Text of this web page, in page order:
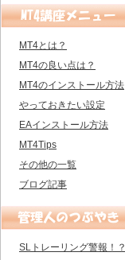
MT4とは？
MT4の良い点は？
MT4のインストール方法
やっておきたい設定
EAインストール方法
MT4Tips
その他の一覧
ブログ記事
SLトレーリング警報！？